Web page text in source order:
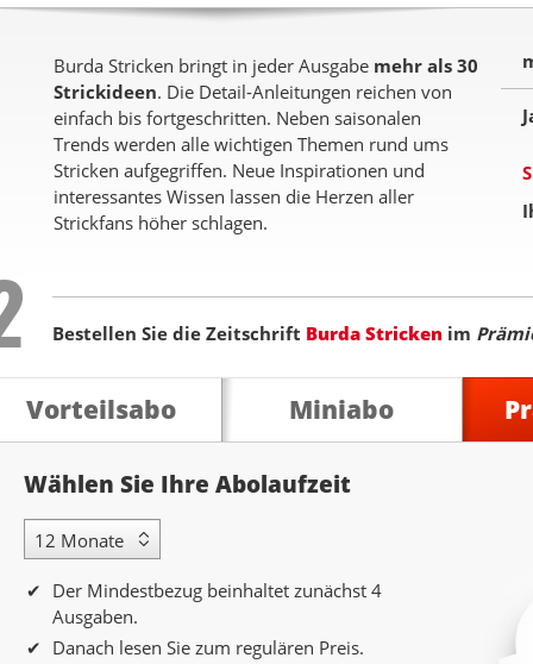
Burda Stricken bringt in jeder Ausgabe mehr als 30
Strickideen. Die Detail-Anleitungen reichen von
einfach bis fortgeschritten. Neben saisonalen
Trends werden alle wichtigen Themen rund ums
Stricken aufgegriffen. Neue Inspirationen und
interessantes Wissen lassen die Herzen aller
Strickfans höher schlagen.
Bestellen Sie die Zeitschrift Burda Stricken im
Vorteilsabo Miniabo
Wählen Sie Ihre Abolaufzeit
12 Monate Laufzeit
Der Mindestbezug beinhaltet zunächst 4
Ausgaben.
Danach lesen Sie zum regulären Preis.